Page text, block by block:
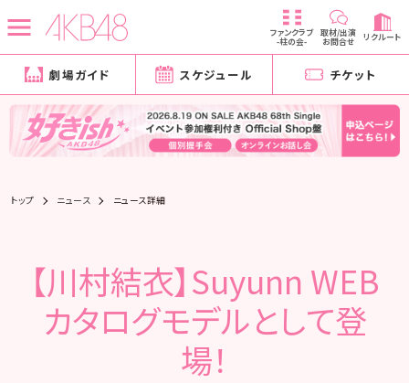
ファンクラブ
-柱の会-
取材/出演
お問合せ リクルート
劇場ガイド スケジュール チケット
トップ ニュース ニュース詳細
【川村結衣】Suyunn WEB
カタログモデルとして登
場！